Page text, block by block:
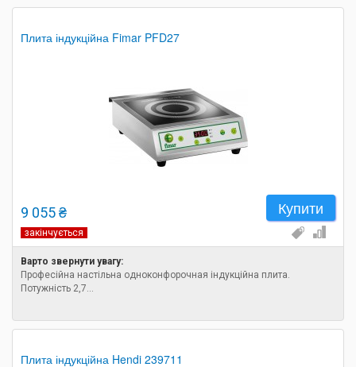
Плита індукційна Fimar PFD27
9 055 ₴ Купити
закінчується
Варто звернути увагу:
Професійна настільна одноконфорочная індукційна плита.
Потужність 2,7...
Плита індукційна Hendi 239711